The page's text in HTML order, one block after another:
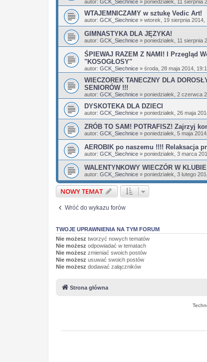
autor: GCK_Siechnice » poniedziałek, 11 sierpnia
WTAJEMNICZAMY w sztukę Vedic Art!
autor: GCK_Siechnice » wtorek, 19 sierpnia 2014,
GIMNASTYKA DLA JĘZYKA!
autor: GCK_Siechnice » poniedziałek, 11 sierpnia
ŚPIEWAJ RAZEM Z NAMI! I Przegląd
"KOSOGŁOSY"
autor: GCK_Siechnice » środa, 28 maja 2014,
WIECZOREK TANECZNY DLA
SENIORÓW !!!
autor: GCK_Siechnice » poniedziałek, 2 czerwca
DYSKOTEKA DLA DZIECI
autor: GCK_Siechnice » poniedziałek, 26 maja
ZRÓB TO SAM! POTRAFISZ! Zajrzyj
autor: GCK_Siechnice » poniedziałek, 5 maja
AEROBIK po naszemu !!!! Relaksacja
autor: GCK_Siechnice » poniedziałek, 3 marca
WALENTYNKOWY WIECZÓR W
autor: GCK_Siechnice » poniedziałek, 3 lutego
NOWY TEMAT
Wróć do wykazu forów
TWOJE UPRAWNIENIA NA TYM FORUM
Nie możesz tworzyć nowych tematów
Nie możesz odpowiadać w tematach
Nie możesz zmieniać swoich postów
Nie możesz usuwać swoich postów
Nie możesz dodawać załączników
Strona główna